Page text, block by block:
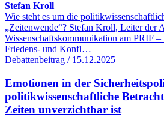
Stefan Kroll
Wie steht es um die
„Zeitenwende“? Stefan Kroll, Leiter der
Wissenschaftskommunikation am PRIF
Friedens- und Konfl…
Debattenbeitrag / 15.12.2025
Emotionen in der
politikwissenschaftliche
Zeiten unverzichtbar ist